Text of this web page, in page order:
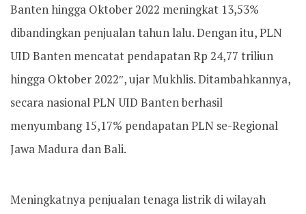
Banten hingga Oktober 2022 meningkat 13,53%
dibandingkan penjualan tahun lalu. Dengan itu, PLN
UID Banten mencatat pendapatan Rp 24,77 triliun
hingga Oktober 2022″, ujar Mukhlis. Ditambahkannya,
secara nasional PLN UID Banten berhasil
menyumbang 15,17% pendapatan PLN se-Regional
Jawa Madura dan Bali.
Meningkatnya penjualan tenaga listrik di wilayah